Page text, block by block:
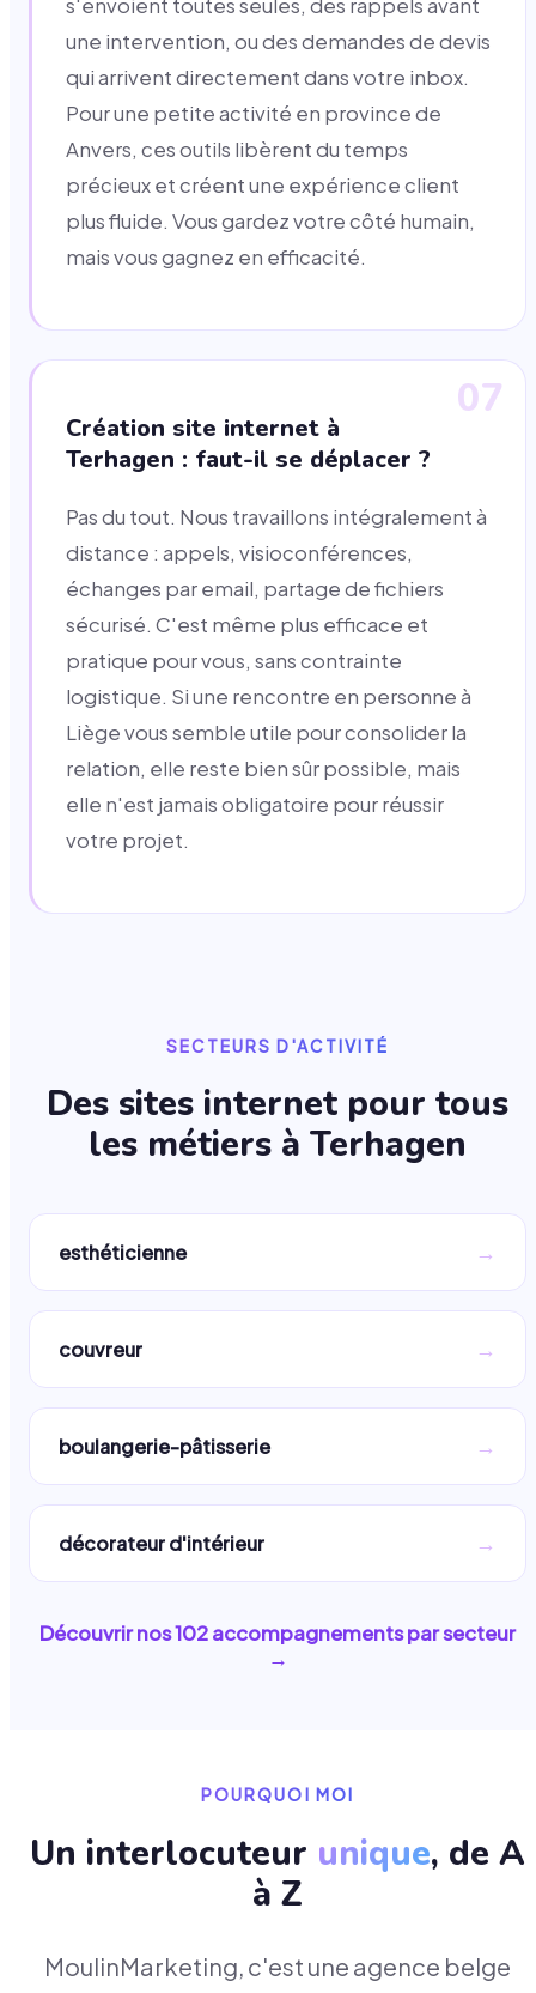
s'envoient toutes seules, des rappels avant
une intervention, ou des demandes de devis
qui arrivent directement dans votre inbox.
Pour une petite activité en province de
Anvers, ces outils libèrent du temps
précieux et créent une expérience client
plus fluide. Vous gardez votre côté humain,
mais vous gagnez en efficacité.
07
Création site internet à
Terhagen : faut-il se déplacer ?
Pas du tout. Nous travaillons intégralement à
distance : appels, visioconférences,
échanges par email, partage de fichiers
sécurisé. C'est même plus efficace et
pratique pour vous, sans contrainte
logistique. Si une rencontre en personne à
Liège vous semble utile pour consolider la
relation, elle reste bien sûr possible, mais
elle n'est jamais obligatoire pour réussir
votre projet.
SECTEURS D'ACTIVITÉ
Des sites internet pour tous
les métiers à Terhagen
esthéticienne →
couvreur →
boulangerie-pâtisserie →
décorateur d'intérieur →
Découvrir nos102accompagnements par secteur
→
POURQUOI MOI
Un interlocuteur unique, de A
à Z
MoulinMarketing, c'est une agence belge